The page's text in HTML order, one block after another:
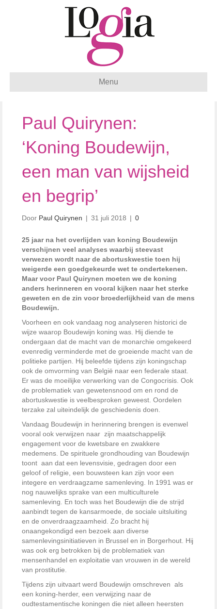
Menu
Paul Quirynen:
‘Koning Boudewijn,
een man van wijsheid
en begrip’
Door Paul Quirynen | 31 juli 2018 | 0
25 jaar na het overlijden van koning Boudewijn
verschijnen veel analyses waarbij steevast
verwezen wordt naar de abortuskwestie toen hij
weigerde een goedgekeurde wet te ondertekenen.
Maar voor Paul Quirynen moeten we de koning
anders herinneren en vooral kijken naar het sterke
geweten en de zin voor broederlijkheid van de mens
Boudewijn.
Voorheen en ook vandaag nog analyseren historici de
wijze waarop Boudewijn koning was. Hij diende te
ondergaan dat de macht van de monarchie omgekeerd
evenredig verminderde met de groeiende macht van de
politieke partijen. Hij beleefde tijdens zijn koningschap
ook de omvorming van België naar een federale staat.
Er was de moeilijke verwerking van de Congocrisis. Ook
de problematiek van gewetensnood om en rond de
abortuskwestie is veelbesproken geweest. Oordelen
terzake zal uiteindelijk de geschiedenis doen.
Vandaag Boudewijn in herinnering brengen is evenwel
vooral ook verwijzen naar zijn maatschappelijk
engagement voor de kwetsbare en zwakkere
medemens. De spirituele grondhouding van Boudewijn
toont aan dat een levensvisie, gedragen door een
geloof of religie, een bouwsteen kan zijn voor een
integere en verdraagzame samenleving. In 1991 was er
nog nauwelijks sprake van een multiculturele
samenleving. En toch was het Boudewijn die de strijd
aanbindt tegen de kansarmoede, de sociale uitsluiting
en de onverdraagzaamheid. Zo bracht hij
onaangekondigd een bezoek aan diverse
samenlevingsinitiatieven in Brussel en in Borgerhout. Hij
was ook erg betrokken bij de problematiek van
mensenhandel en exploitatie van vrouwen in de wereld
van prostitutie.
Tijdens zijn uitvaart werd Boudewijn omschreven als
een koning-herder, een verwijzing naar de
oudtestamentische koningen die niet alleen heersten